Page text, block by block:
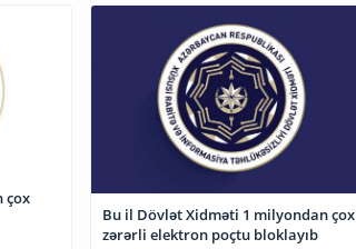
çox
Bu il Dövlət Xidməti 1 milyondan çox
zərərli elektron poçtu bloklayıb